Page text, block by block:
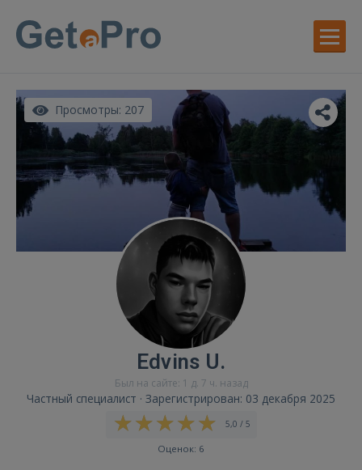
Просмотры: 207
Edvins U.
Был на сайте: 1 д. 7 ч. назад
Частный специалист · Зарегистрирован: 03 декабря 2025
5,0 / 5
Оценок: 6